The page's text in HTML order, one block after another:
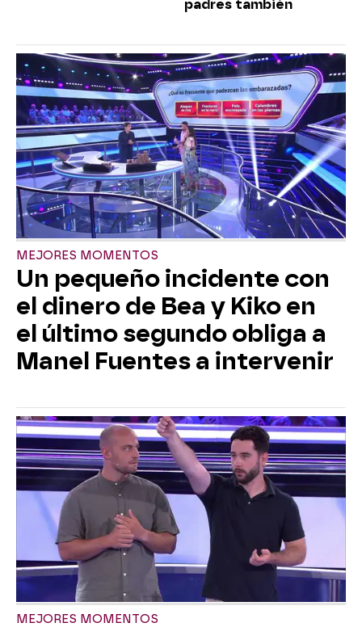
padres también
MEJORES MOMENTOS
Un pequeño incidente con
el dinero de Bea y Kiko en
el último segundo obliga a
Manel Fuentes a intervenir
MEJORES MOMENTOS